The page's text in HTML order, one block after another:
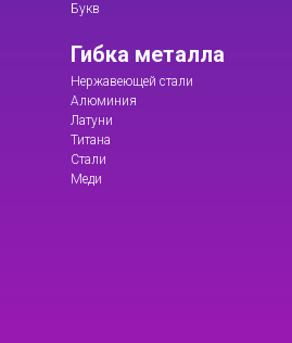
Букв
Гибка металла
Нержавеющей стали
Алюминия
Латуни
Титана
Стали
Меди